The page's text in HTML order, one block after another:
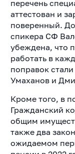
перечень
аттестован и
поверенный.
спикера СФ
убеждена, что
работать в
поправок
Умаханов и
Кроме того, в
Гражданский
общим
также два
ожидаемом